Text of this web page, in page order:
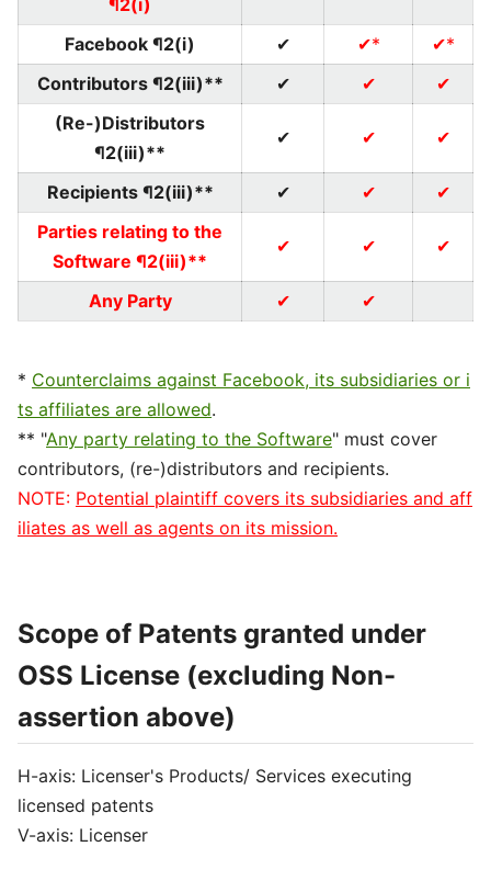
¶2(i)
Facebook ¶2(i)
✔ ✔*
✔*
Contributors ¶2(iii)**
✔ ✔
✔
(Re-)Distributors
¶2(iii)**
✔ ✔ ✔
Recipients ¶2(iii)** ✔ ✔
✔
Parties relating to the
Software ¶2(iii)**
✔ ✔ ✔
Any Party ✔ ✔
* Counterclaims against Facebook, its subsidiaries or i
ts affiliates are allowed.
** "Any party relating to the Software" must cover
contributors, (re-)distributors and recipients.
NOTE: Potential plaintiff covers its subsidiaries and aff
iliates as well as agents on its mission.
Scope of Patents granted under
OSS License (excluding Non-
assertion above)
H-axis: Licenser's Products/ Services executing
licensed patents
V-axis: Licenser